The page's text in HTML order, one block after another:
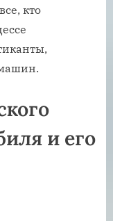
кто
и его